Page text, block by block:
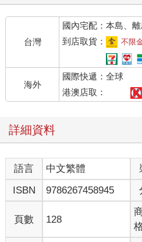
台灣
國內宅配：本島、離
到店取貨：
不限
海外
國際快遞：全球
港澳店取：
詳細資料
語言 中文繁體
ISBN
9786267458945
頁數 128